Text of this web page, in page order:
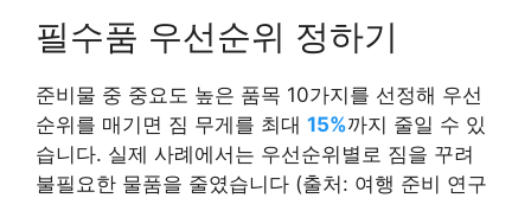
필수품 우선순위 정하기
준비물 중 중요도 높은 품목 10가지를 선정해 우선
순위를 매기면 짐 무게를 최대 15%까지 줄일 수 있
습니다. 실제 사례에서는 우선순위별로 짐을 꾸려
불필요한 물품을 줄였습니다 (출처: 여행 준비 연구